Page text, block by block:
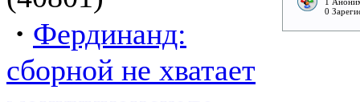
· Фердинанд:
сборной не хватает
0